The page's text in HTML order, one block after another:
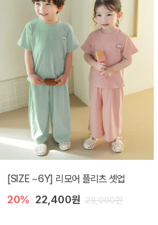
[SIZE ~6Y] 리모어 플리츠 셋업
20% 22,400원 28,000원